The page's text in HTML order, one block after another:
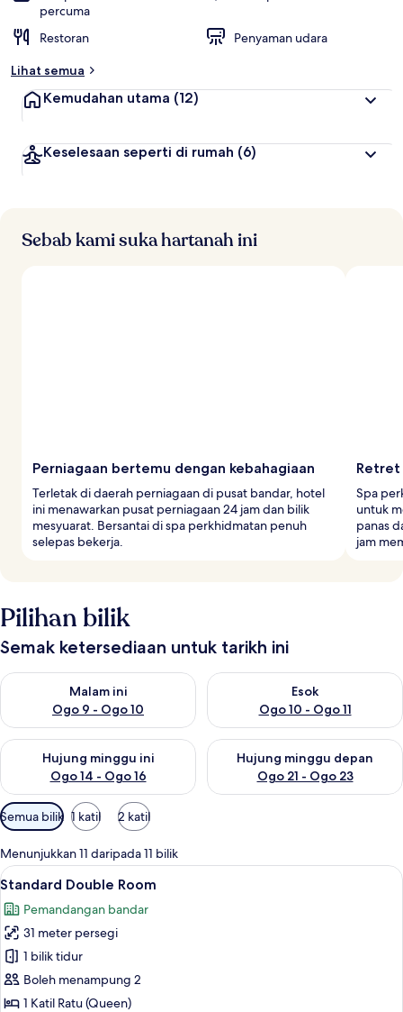
percuma
Restoran
Penyaman udara
Lihat semua
Kemudahan utama (12)
Keselesaan seperti di rumah (6)
Sebab kami suka hartanah ini
Perniagaan bertemu dengan kebahagiaan
Terletak di daerah perniagaan di pusat bandar, hotel
ini menawarkan pusat perniagaan 24 jam dan bilik
mesyuarat. Bersantai di spa perkhidmatan penuh
selepas bekerja.
Retret
Spa
untuk
panas
jam
Pilihan bilik
Semak ketersediaan untuk tarikh ini
Malam ini
Ogo 9 - Ogo 10
Semak ketersediaan untuk malam ini Ogo 9 - Ogo 10
Esok
Ogo 10 - Ogo 11
Semak ketersediaan untuk
Hujung minggu ini
Ogo 14 - Ogo 16
Semak ketersediaan untuk hujung minggu ini Ogo 14 - Ogo 16
Hujung minggu depan
Ogo 21 - Ogo 23
Semak ketersediaan untuk
Penapis
yang
tersedia
untuk
bilik
Semua bilik 1 katil 2 katil
Menunjukkan 11 daripada 11 bilik
Lihat
semua
foto
untuk
Standard
Double
Room
Standard Double Room | Peralatan
4
Standard Double Room
Pemandangan bandar
31 meter persegi
1 bilik tidur
Boleh menampung 2
1 Katil Ratu (Queen)